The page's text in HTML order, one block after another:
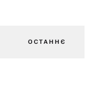
ОСТАННЄ